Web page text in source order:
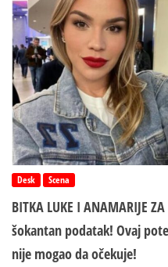
Desk Scena
BITKA LUKE I ANAMARIJE
šokantan podatak! Ovaj
nije mogao da očekuje!